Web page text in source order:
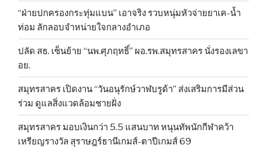
“ฝ่ายปกครองกระทุ่มแบน” เอาจริง รวบหนุ่มหัวจ่ายยาเค-น้ำ
ท่อม ลักลอบจำหน่ายใจกลางอำเภอ
ปลัด สธ. เซ็นย้าย “นพ.ศุภฤทธิ์” ผอ.รพ.สมุทรสาคร นั่งรองเลขา
อย.
สมุทรสาคร เปิดงาน “วันอนุรักษ์วาฬบรูด้า” ส่งเสริมการมีส่วน
ร่วม ดูแลสิ่งแวดล้อมชายฝั่ง
สมุทรสาคร มอบเงินกว่า 5.5 แสนบาท หนุนทัพนักกีฬาคว้า
เหรียญรางวัล สุราษฎร์ธานีเกมส์-ตาปีเกมส์ 69